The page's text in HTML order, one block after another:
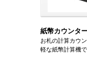
紙幣カウンタ
お札の計算カウ
軽な紙幣計算機